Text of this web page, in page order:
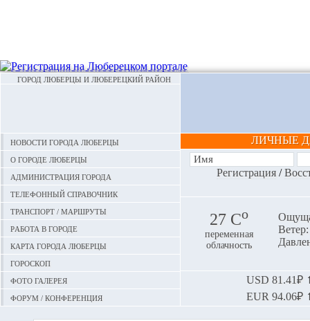
ГОРОД ЛЮБЕРЦЫ И ЛЮБЕРЕЦКИЙ РАЙОН
Новости города Люберцы
О городе Люберцы
Администрация города
Телефонный справочник
Транспорт / маршруты
Работа в городе
Карта города Люберцы
Гороскоп
Фото галерея
Форум / конференция
ЛИЧНЫЕ
Регистрация/
27 Сo
переменная
облачность
USD 81.41₽
EUR 94.06₽